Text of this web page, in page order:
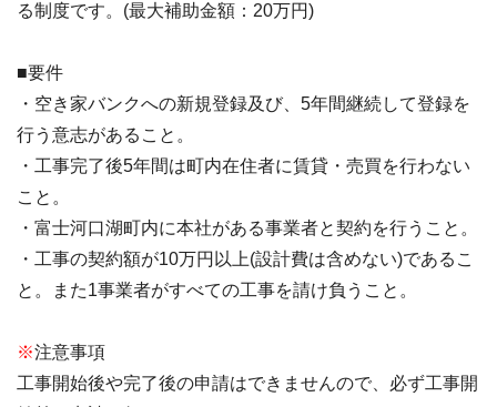
る制度です。(最大補助金額：20万円)
■要件
・空き家バンクへの新規登録及び、5年間継続して登録を
行う意志があること。
・工事完了後5年間は町内在住者に賃貸・売買を行わない
こと。
・富士河口湖町内に本社がある事業者と契約を行うこと。
・工事の契約額が10万円以上(設計費は含めない)であるこ
と。また1事業者がすべての工事を請け負うこと。
※注意事項
工事開始後や完了後の申請はできませんので、必ず工事開